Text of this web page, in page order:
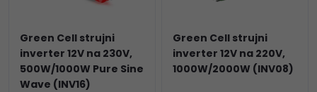
Green Cell strujni
inverter 12V na 230V,
500W/1000W Pure Sine
Wave (INV16)
Green Cell strujni
inverter 12V na 220V,
1000W/2000W (INV08)